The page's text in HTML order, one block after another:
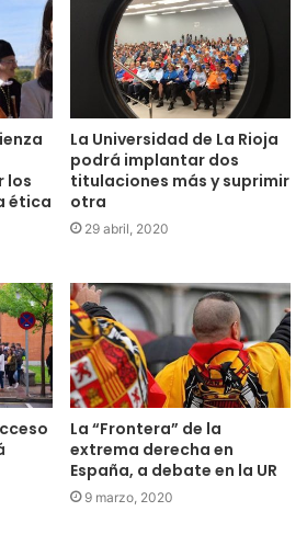
de la ciencia buscando
pasión por llegar más lejos.
start up nacida del ámbito
2006, fruto de un proyecto de
‘El Circo de la Ciencia’. El equipo
científica y, desde sus inicios,
herramientas didácticas para
los públicos de una manera
los
ética
La Universidad de La Rioja
podrá implantar dos
titulaciones más y suprimir
otra
29 abril, 2020
La “Frontera” de la
extrema derecha en
España, a debate en la UR
9 marzo, 2020